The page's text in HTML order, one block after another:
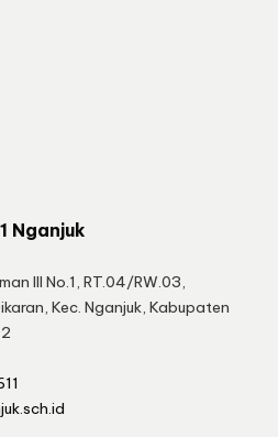
Nganjuk
III No.1, RT.04/RW.03,
Kec. Nganjuk, Kabupaten